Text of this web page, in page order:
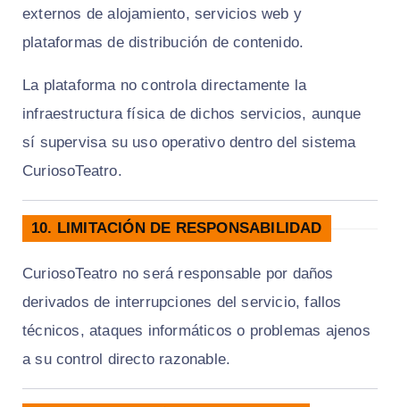
externos de alojamiento, servicios web y
plataformas de distribución de contenido.
La plataforma no controla directamente la
infraestructura física de dichos servicios, aunque
sí supervisa su uso operativo dentro del sistema
CuriosoTeatro.
10. LIMITACIÓN DE RESPONSABILIDAD
CuriosoTeatro no será responsable por daños
derivados de interrupciones del servicio, fallos
técnicos, ataques informáticos o problemas ajenos
a su control directo razonable.